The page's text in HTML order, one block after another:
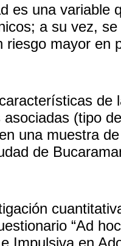
es una variable
a su vez,
riesgo mayor en
de
asociadas (tipo
una muestra
de
“Ad